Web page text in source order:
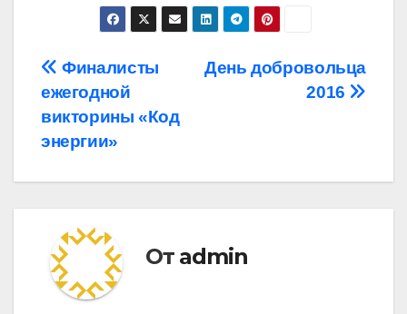
Навигация
по
записям
День добровольца
2016
Финалисты
ежегодной
викторины «Код
энергии»
От admin